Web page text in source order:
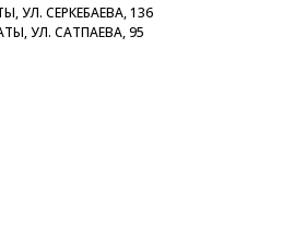
УЛ. СЕРКЕБАЕВА, 136
УЛ. САТПАЕВА, 95